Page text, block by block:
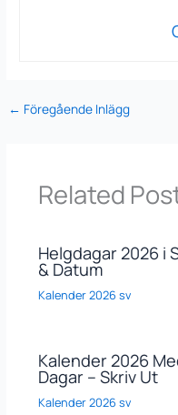
← Föregående Inlägg
Related
Helgdagar 2026 i
& Datum
Kalender 2026 sv
Kalender 2026
Dagar – Skriv Ut
Kalender 2026 sv